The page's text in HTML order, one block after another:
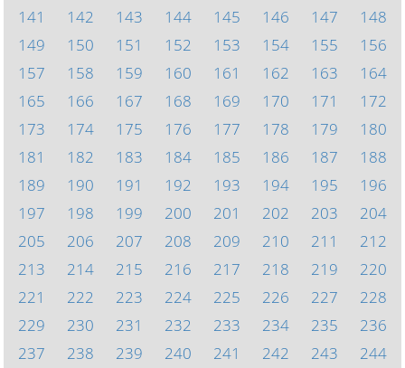
141
142 143 144 145 146 147
148
149
150 151 152 153 154 155
156
157
158 159 160 161 162 163
164
165
166 167 168 169 170 171
172
173
174 175 176 177 178 179
180
181
182 183 184 185 186 187
188
189
190 191 192 193 194 195
196
197
198 199 200 201 202 203
204
205
206 207 208 209 210 211
212
213
214 215 216 217 218 219
220
221
222 223 224 225 226 227
228
229
230 231 232 233 234 235
236
237
238 239 240 241 242 243
244